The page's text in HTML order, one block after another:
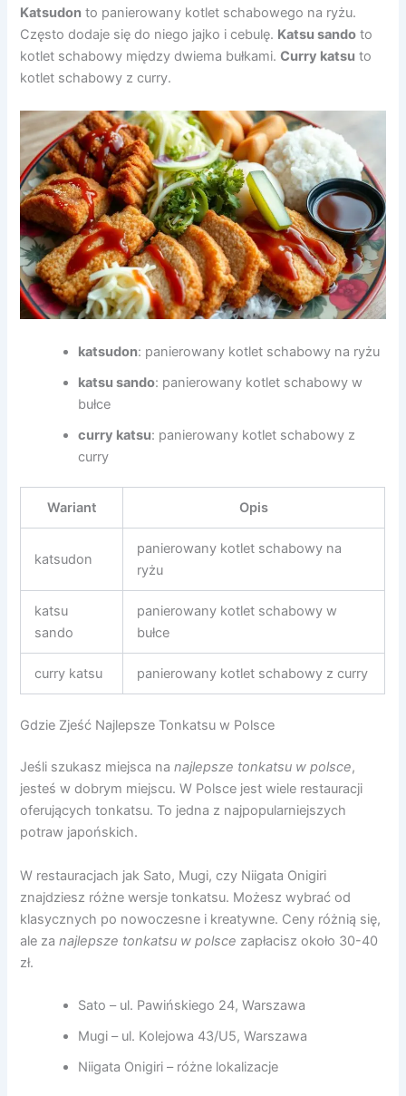
Katsudon to panierowany kotlet schabowego na ryżu.
Często dodaje się do niego jajko i cebulę. Katsu sando to
kotlet schabowy między dwiema bułkami.Curry katsu to
kotlet schabowy z curry.
katsudon: panierowany kotlet schabowy na ryżu
katsu sando: panierowany kotlet schabowy w
bułce
curry katsu: panierowany kotlet schabowy z
curry
Wariant Opis
katsudon
panierowany kotlet schabowy na
ryżu
katsu
sando
panierowany kotlet schabowy w
bułce
curry katsu panierowany kotlet schabowy z curry
Gdzie Zjeść Najlepsze Tonkatsu w Polsce
Jeśli szukasz miejsca nanajlepsze tonkatsu w polsce,
jesteś w dobrym miejscu. W Polsce jest wiele restauracji
oferujących tonkatsu. To jedna z najpopularniejszych
potraw japońskich.
W restauracjach jak Sato, Mugi, czy Niigata Onigiri
znajdziesz różne wersje tonkatsu. Możesz wybrać od
klasycznych po nowoczesne i kreatywne. Ceny różnią się,
ale zanajlepsze tonkatsu w polsce zapłacisz około 30-40
zł.
Sato – ul. Pawińskiego 24, Warszawa
Mugi – ul. Kolejowa 43/U5, Warszawa
Niigata Onigiri – różne lokalizacje